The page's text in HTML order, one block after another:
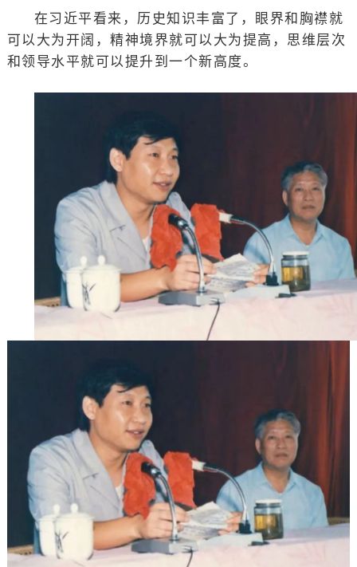
在习近平看来，历史知识丰富了，眼界和胸襟就
可以大为开阔，精神境界就可以大为提高，思维层次
和领导水平就可以提升到一个新高度。